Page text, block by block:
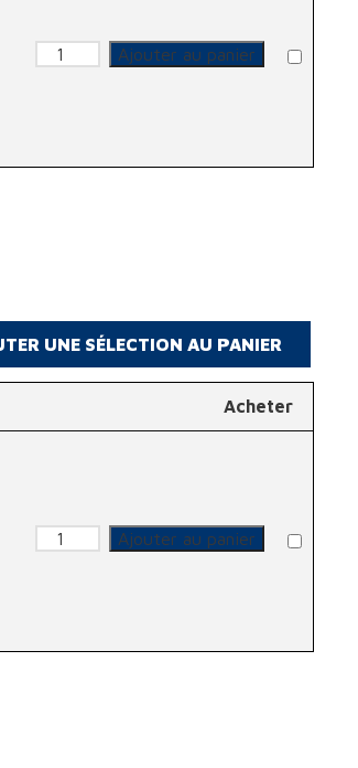
quantité de Protection oreilles
Ajouter au panier
Acheter
quantité de Gant manutention
Ajouter au panier